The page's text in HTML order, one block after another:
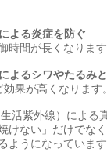
よる炎症を防ぐ
時間が長くなります
よるシワやたるみ
果が高くなります。
活紫外線）による
けない」だけでな
ようになっています